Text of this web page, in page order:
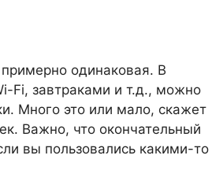
одинаковая. В
Fi, завтраками и т.д., можно
Много это или мало, скажет
Важно, что окончательный
вы пользова­лись какими-то